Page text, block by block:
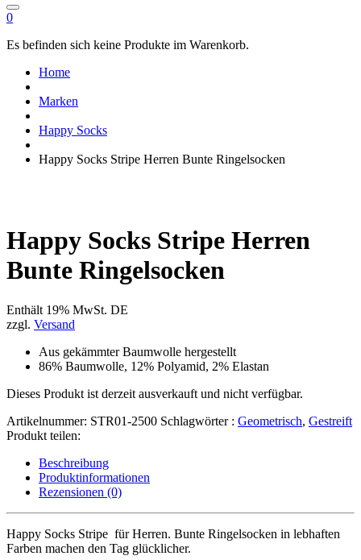
0
Es befinden sich keine Produkte im Warenkorb.
Home
Marken
Happy Socks
Happy Socks Stripe Herren Bunte Ringelsocken
Happy Socks Stripe Herren
Bunte Ringelsocken
Enthält 19% MwSt. DE
zzgl. Versand
Aus gekämmter Baumwolle hergestellt
86% Baumwolle, 12% Polyamid, 2% Elastan
Dieses Produkt ist derzeit ausverkauft und nicht verfügbar.
Artikelnummer: STR01-2500 Schlagwörter : Geometrisch, Gestreift
Produkt teilen:
Beschreibung
Produktinformationen
Rezensionen (0)
Happy Socks Stripe für Herren. Bunte Ringelsocken in lebhaften
Farben machen den Tag glücklicher.